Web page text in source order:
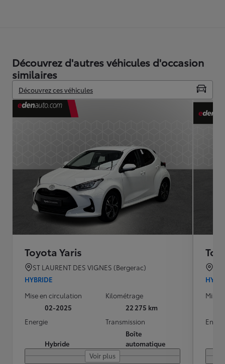
Découvrez d'autres véhicules d'occasion
similaires
Découvrez ces véhicules
Toyota Yaris
ST LAURENT DES VIGNES (Bergerac)
HYBRIDE
Mise en circulation
02-2025
Kilométrage
22 275 km
Energie
Hybride
Transmission
Boîte
automatique
Voir plus
Mise